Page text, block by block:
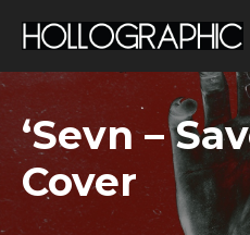
‘Sevn –
Cover